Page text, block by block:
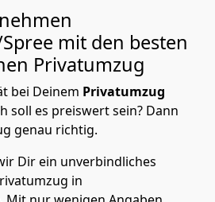
mit den besten
Privatumzug
bei Deinem Privatumzug
soll es preiswert sein? Dann
genau richtig.
Dir ein unverbindliches
in